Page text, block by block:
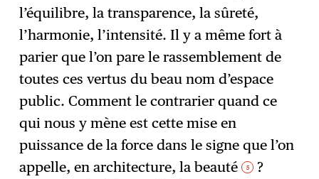
l’équilibre, la transparence, la sûreté,
l’harmonie, l’intensité. Il y a même fort à
parier que l’on pare le rassemblement de
toutes ces vertus du beau nom d’espace
public. Comment le contrarier quand ce
qui nous y mène est cette mise en
puissance de la force dans le signe que l’on
appelle, en architecture, la beauté 5
?